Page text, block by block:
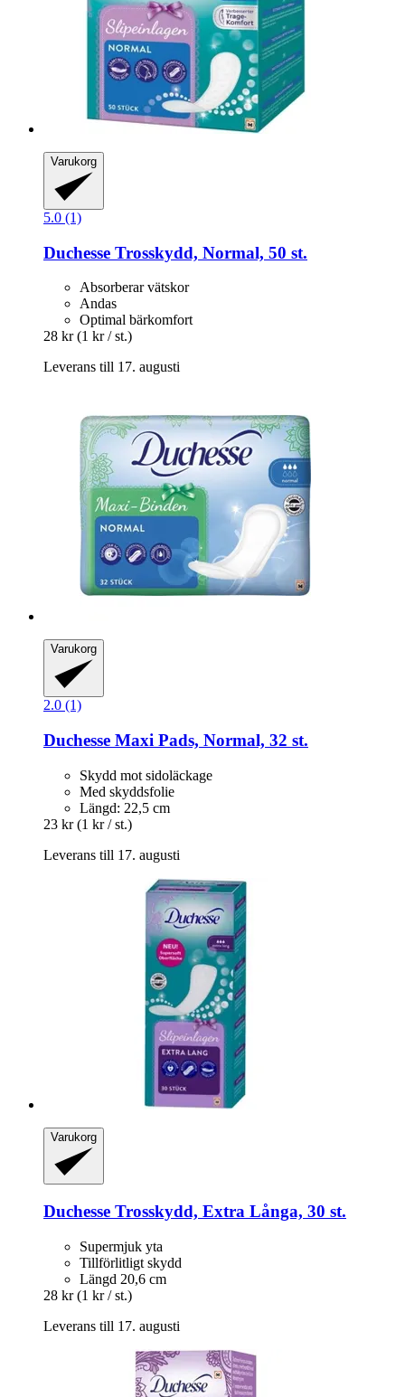
Varukorg
5.0 (1)
Duchesse Trosskydd, Normal, 50 st.
Absorberar vätskor
Andas
Optimal bärkomfort
28 kr (1 kr / st.)
Leverans till 17. augusti
Varukorg
2.0 (1)
Duchesse Maxi Pads, Normal, 32 st.
Skydd mot sidoläckage
Med skyddsfolie
Längd: 22,5 cm
23 kr (1 kr / st.)
Leverans till 17. augusti
Varukorg
Duchesse Trosskydd, Extra Långa, 30 st.
Supermjuk yta
Tillförlitligt skydd
Längd 20,6 cm
28 kr (1 kr / st.)
Leverans till 17. augusti